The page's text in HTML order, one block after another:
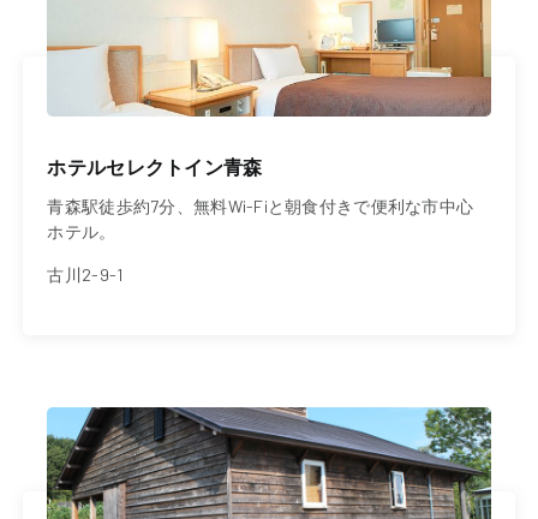
ホテルセレクトイン青森
青森駅徒歩約7分、無料Wi-Fiと朝食付きで便利な市中心
ホテル。
古川2-9-1